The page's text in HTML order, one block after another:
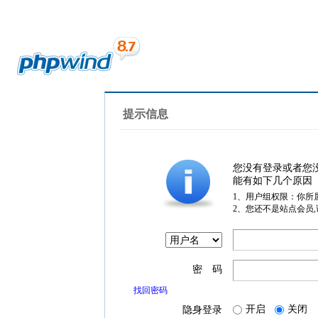
提示信息
您没有登录或者您
能有如下几个原因
1、用户组权限：你所
2、您还不是站点会员
密 码
找回密码
隐身登录 开启 关闭